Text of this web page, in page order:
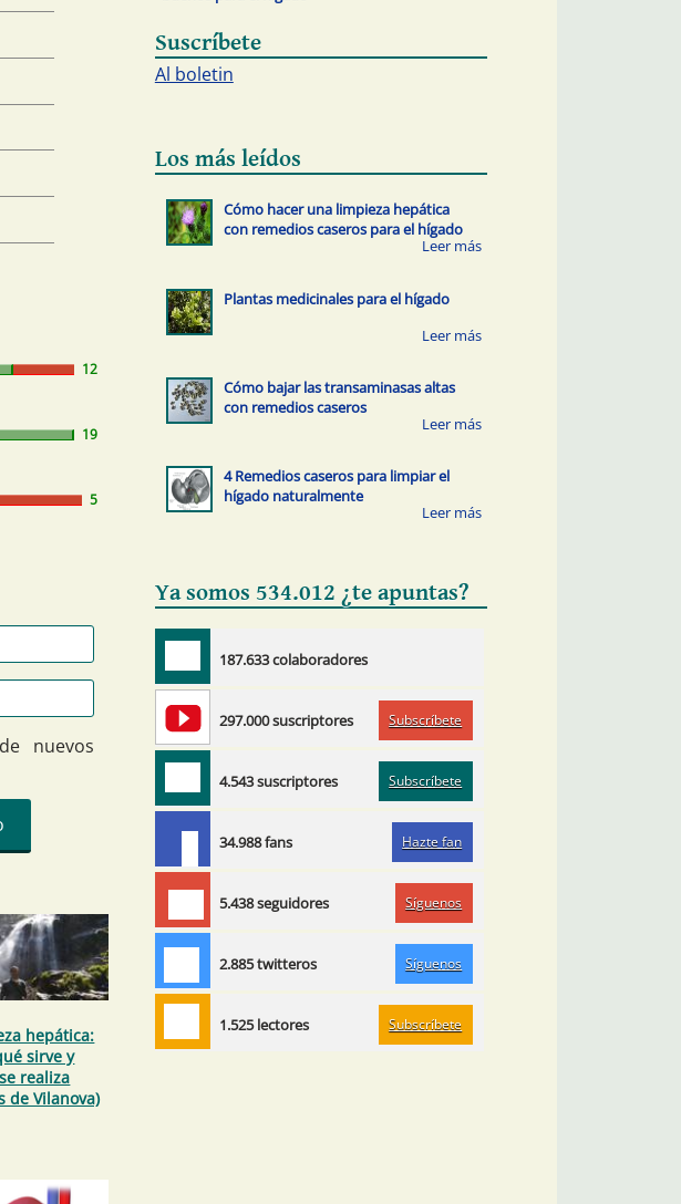
12
19
5
nuevos
hepática:
sirve y
realiza
de Vilanova)
Suscríbete
Al boletin
Los más leídos
Cómo hacer una limpieza hepática
con remedios caseros para el hígado
Plantas medicinales para el hígado
Cómo bajar las transaminasas altas
con remedios caseros
4 Remedios caseros para limpiar el
hígado naturalmente
Ya somos 534.012 ¿te apuntas?
187.633 colaboradores
297.000 suscriptores Subscríbete
4.543 suscriptores Subscríbete
34.988 fans Hazte fan
5.438 seguidores Síguenos
2.885 twitteros Síguenos
1.525 lectores Subscríbete